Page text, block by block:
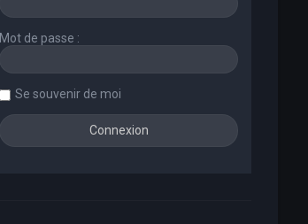
Mot de passe :
Se souvenir de moi